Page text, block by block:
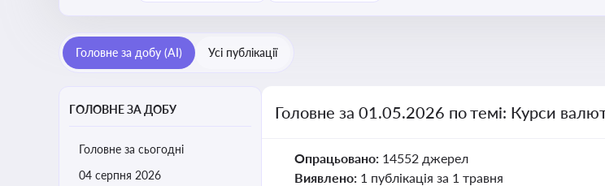
Головне за добу (AI) Усі публікації
ГОЛОВНЕ ЗА ДОБУ
Головне за сьогодні
04 серпня 2026
Головне за 01.05.2026 по темі: Курси
Опрацьовано: 14552 джерел
Виявлено: 1 публікація за 1 травня